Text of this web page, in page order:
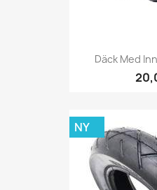
Däck Med
NY